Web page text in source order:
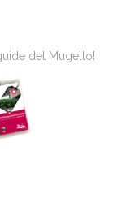
del Mugello!